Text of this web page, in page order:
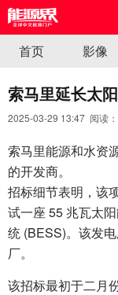
首页 影像
索马里延长太
2025-03-29 13:47 阅读：
索马里能源和水资
的开发商。
招标细节表明，该
试一座 55 兆瓦太
统 (BESS)。该发
厂。
该招标最初于二月